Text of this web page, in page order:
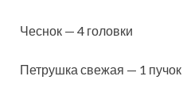
Чеснок — 4 головки
Петрушка свежая — 1 пучок